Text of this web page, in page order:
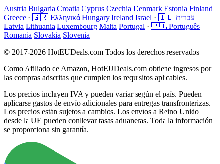
Austria Bulgaria Croatia Cyprus Czechia Denmark Estonia Finland
Greece · 🇬🇷 Ελληνικά Hungary Ireland Israel ·
🇮🇱 עברית
Latvia Lithuania Luxembourg Malta Portugal · 🇵🇹 Português
Romania Slovakia Slovenia
© 2017-2026 HotEUDeals.com Todos los derechos reservados
Como Afiliado de Amazon, HotEUDeals.com obtiene ingresos por
las compras adscritas que cumplen los requisitos aplicables.
Los precios incluyen IVA y pueden variar según el país. Pueden
aplicarse gastos de envío adicionales para entregas transfronterizas.
Los precios están sujetos a cambios. Los envíos a Reino Unido
desde la UE pueden conllevar tasas aduaneras. Toda la información
se proporciona sin garantía.